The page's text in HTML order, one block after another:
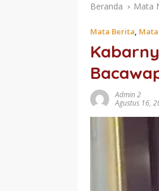
Beranda Mata
Mata Berita,
Admin 2
Agustus 16,